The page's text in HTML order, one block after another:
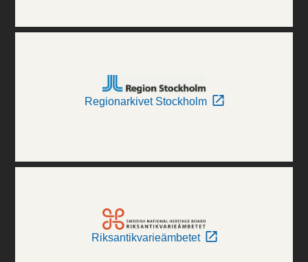
Regionarkivet Stockholm
Riksantikvarieämbetet